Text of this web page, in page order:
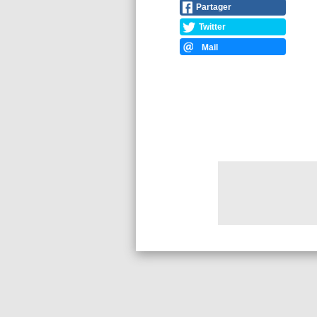
Partager
Twitter
Mail